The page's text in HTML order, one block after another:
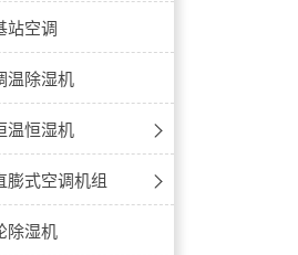
-壁挂式
站空调
温除湿机
温恒湿机
温恒湿立柜式
温恒湿吊顶式
膨式空调机组
式空调机组
除湿机